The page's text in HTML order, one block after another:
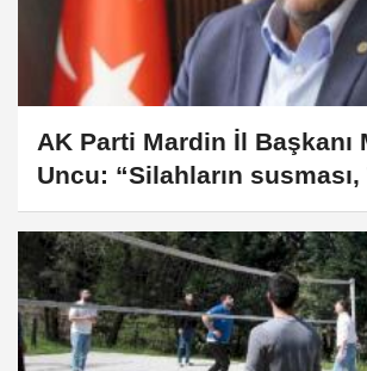
AK Parti Mardin İl Başkanı
Uncu: “Silahların
Yüzyılı’nın önünü